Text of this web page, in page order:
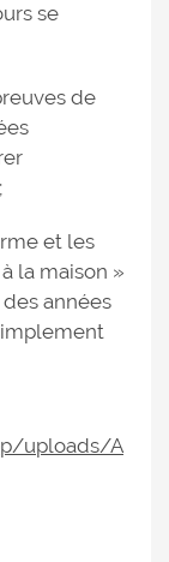
se
de
et les
la maison »
années
uploads/A